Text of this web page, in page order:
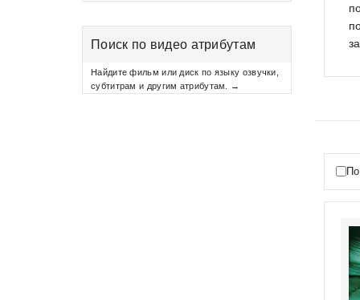
Поиск по видео атрибутам
Найдите фильм или диск по языку озвучки,
субтитрам и другим атрибутам. →